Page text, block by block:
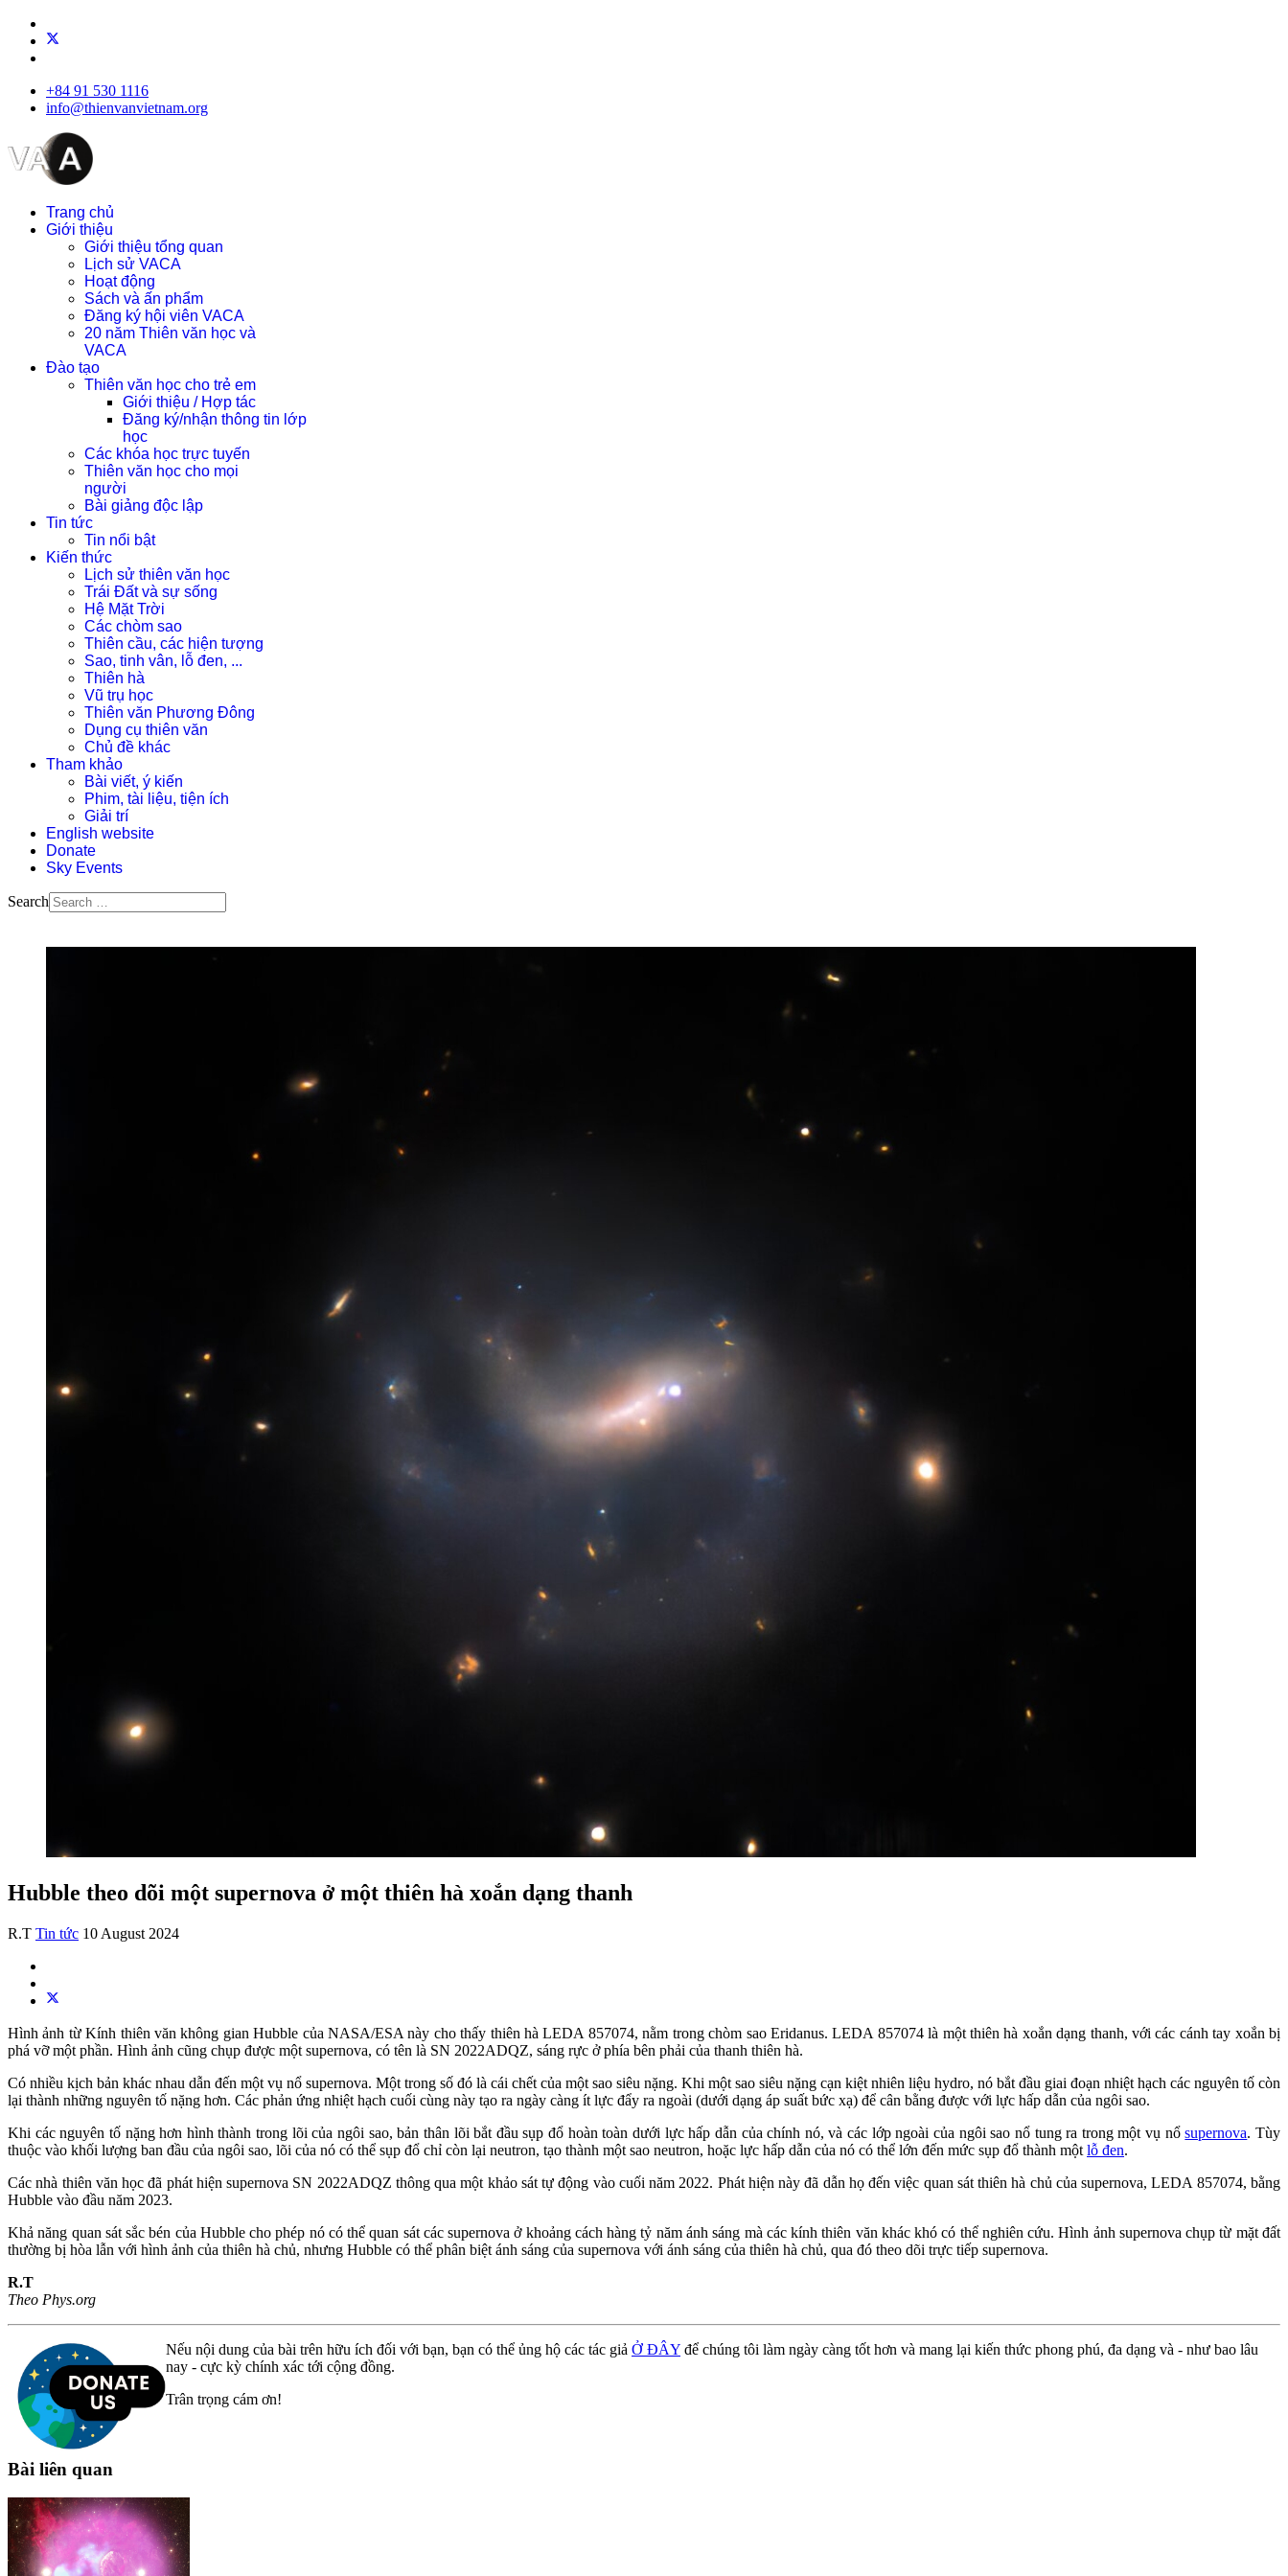
+84 91 530 1116
info@thienvanvietnam.org
Trang chủ
Giới thiệu
Giới thiệu tổng quan
Lịch sử VACA
Hoạt động
Sách và ấn phẩm
Đăng ký hội viên VACA
20 năm Thiên văn học và
VACA
Đào tạo
Thiên văn học cho trẻ em
Giới thiệu / Hợp tác
Đăng ký/nhận thông tin lớp
học
Các khóa học trực tuyến
Thiên văn học cho mọi
người
Bài giảng độc lập
Tin tức
Tin nổi bật
Kiến thức
Lịch sử thiên văn học
Trái Đất và sự sống
Hệ Mặt Trời
Các chòm sao
Thiên cầu, các hiện tượng
Sao, tinh vân, lỗ đen, ...
Thiên hà
Vũ trụ học
Thiên văn Phương Đông
Dụng cụ thiên văn
Chủ đề khác
Tham khảo
Bài viết, ý kiến
Phim, tài liệu, tiện ích
Giải trí
English website
Donate
Sky Events
Search
Hubble theo dõi một supernova ở một thiên hà xoắn dạng thanh
R.T Tin tức 10 August 2024
Hình ảnh từ Kính thiên văn không gian Hubble của NASA/ESA này cho thấy thiên hà LEDA 857074, nằm trong chòm sao Eridanus. LEDA 857074 là một thiên hà xoắn dạng thanh, với các cánh tay xoắn bị
phá vỡ một phần. Hình ảnh cũng chụp được một supernova, có tên là SN 2022ADQZ, sáng rực ở phía bên phải của thanh thiên hà.
Có nhiều kịch bản khác nhau dẫn đến một vụ nổ supernova. Một trong số đó là cái chết của một sao siêu nặng. Khi một sao siêu nặng cạn kiệt nhiên liệu hydro, nó bắt đầu giai đoạn nhiệt hạch các nguyên tố còn
lại thành những nguyên tố nặng hơn. Các phản ứng nhiệt hạch cuối cùng này tạo ra ngày càng ít lực đẩy ra ngoài (dưới dạng áp suất bức xạ) để cân bằng được với lực hấp dẫn của ngôi sao.
Khi các nguyên tố nặng hơn hình thành trong lõi của ngôi sao, bản thân lõi bắt đầu sụp đổ hoàn toàn dưới lực hấp dẫn của chính nó, và các lớp ngoài của ngôi sao nổ tung ra trong một vụ nổsupernova. Tùy
thuộc vào khối lượng ban đầu của ngôi sao, lõi của nó có thể sụp đổ chỉ còn lại neutron, tạo thành một sao neutron, hoặc lực hấp dẫn của nó có thể lớn đến mức sụp đổ thành một lỗ đen.
Các nhà thiên văn học đã phát hiện supernova SN 2022ADQZ thông qua một khảo sát tự động vào cuối năm 2022. Phát hiện này đã dẫn họ đến việc quan sát thiên hà chủ của supernova, LEDA 857074, bằng
Hubble vào đầu năm 2023.
Khả năng quan sát sắc bén của Hubble cho phép nó có thể quan sát các supernova ở khoảng cách hàng tỷ năm ánh sáng mà các kính thiên văn khác khó có thể nghiên cứu. Hình ảnh supernova chụp từ mặt đất
thường bị hòa lẫn với hình ảnh của thiên hà chủ, nhưng Hubble có thể phân biệt ánh sáng của supernova với ánh sáng của thiên hà chủ, qua đó theo dõi trực tiếp supernova.
R.T
Theo Phys.org
Nếu nội dung của bài trên hữu ích đối với bạn, bạn có thể ủng hộ các tác giả Ở ĐÂY để chúng tôi làm ngày càng tốt hơn và mang lại kiến thức phong phú, đa dạng và - như bao lâu
nay - cực kỳ chính xác tới cộng đồng.
Trân trọng cám ơn!
Bài liên quan